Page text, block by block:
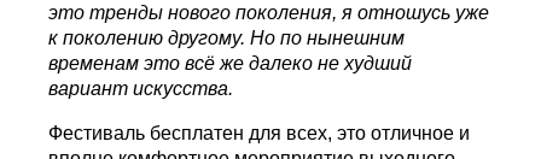
это тренды нового поколения, я отношусь уже
к поколению другому. Но по нынешним
временам это всё же далеко не худший
вариант искусства.
Фестиваль бесплатен для всех, это отличное и